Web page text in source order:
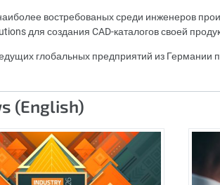
востребованых среди инженеров
для создания CAD-каталогов своей
глобальных предприятий из Германии
(English)